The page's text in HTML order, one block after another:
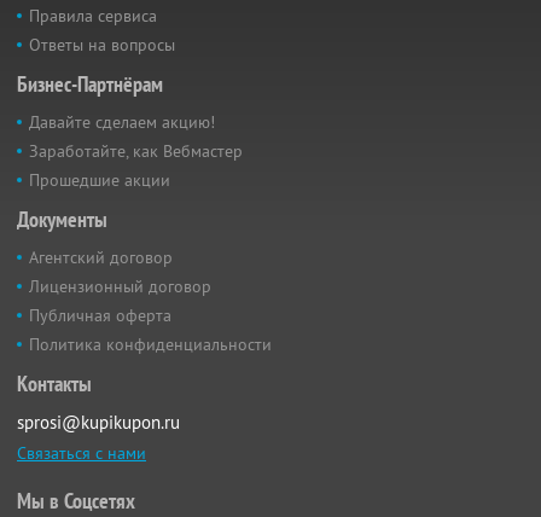
Правила сервиса
Ответы на вопросы
Бизнес-Партнёрам
Давайте сделаем акцию!
Заработайте, как Вебмастер
Прошедшие акции
Документы
Агентский договор
Лицензионный договор
Публичная оферта
Политика конфиденциальности
Контакты
sprosi@kupikupon.ru
Связаться с нами
Мы в Соцсетях